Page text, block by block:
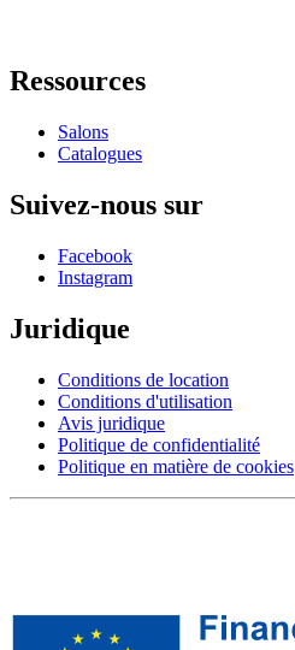
Ressources
Salons
Catalogues
Suivez-nous sur
Facebook
Instagram
Juridique
Conditions de location
Conditions d'utilisation
Avis juridique
Politique de confidentialité
Politique en matière de cookies